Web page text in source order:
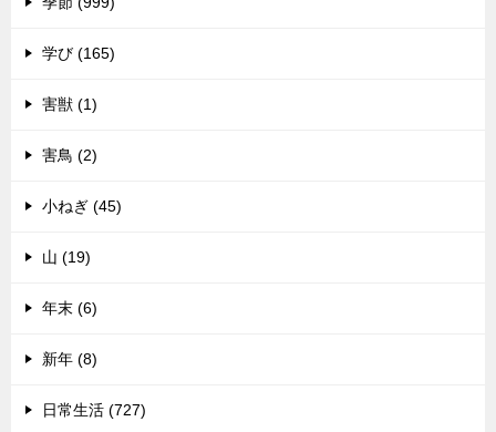
学び (165)
害獣 (1)
害鳥 (2)
小ねぎ (45)
山 (19)
年末 (6)
新年 (8)
日常生活 (727)